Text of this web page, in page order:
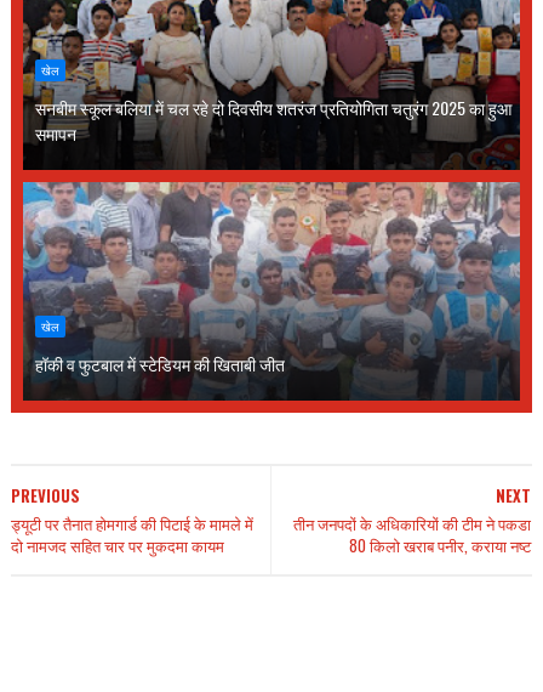
खेल
सनबीम स्कूल बलिया में चल रहे दो दिवसीय शतरंज प्रतियोगिता चतुरंग 2025 का हुआ
समापन
खेल
हॉकी व फुटबाल में स्टेडियम की खिताबी जीत
NEXT
तीन जनपदों के अधिकारियों की टीम ने पकडा
80 किलो खराब पनीर, कराया नष्ट
PREVIOUS
ड्यूटी पर तैनात होमगार्ड की पिटाई के मामले में
दो नामजद सहित चार पर मुकदमा कायम